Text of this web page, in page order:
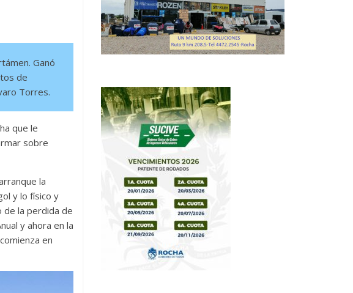
Ganó
de
Torres.
que le
sobre
la
y lo físico y
de la perdida de
y ahora en la
en